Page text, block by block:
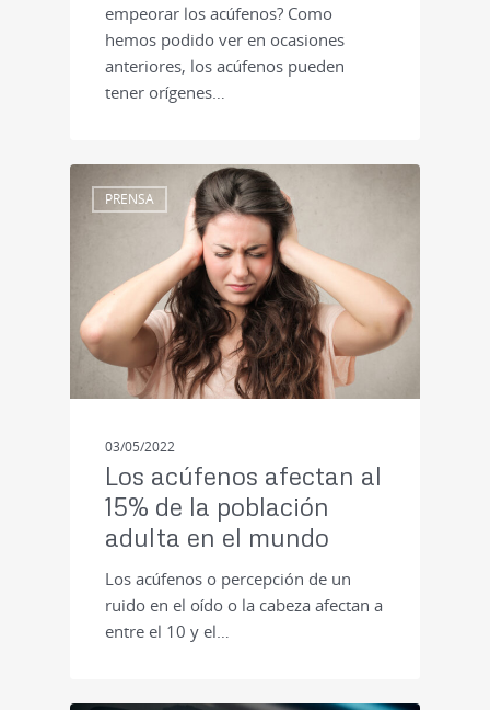
empeorar los acúfenos? Como
hemos podido ver en ocasiones
anteriores, los acúfenos pueden
tener orígenes…
PRENSA
03/05/2022
Los acúfenos afectan al
15% de la población
adulta en el mundo
Los acúfenos o percepción de un
ruido en el oído o la cabeza afectan a
entre el 10 y el…